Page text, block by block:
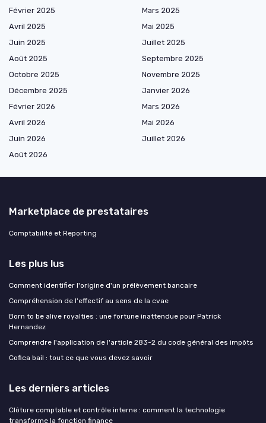
Février 2025
Mars 2025
Avril 2025
Mai 2025
Juin 2025
Juillet 2025
Août 2025
Septembre 2025
Octobre 2025
Novembre 2025
Décembre 2025
Janvier 2026
Février 2026
Mars 2026
Avril 2026
Mai 2026
Juin 2026
Juillet 2026
Août 2026
Marketplace de prestataires
Comptabilité et Reporting
Les plus lus
Comment identifier l'origine d'un prélèvement bancaire
Compréhension de l'effectif au sens de la cvae
Born to be alive royalties : une fortune inattendue pour Patrick
Hernandez
Comprendre l'application de l'article 283-2 du code général des impôts
Cofica bail : tout ce que vous devez savoir
Les derniers articles
Clôture comptable et contrôle interne : comment la technologie
transforme la fonction finance